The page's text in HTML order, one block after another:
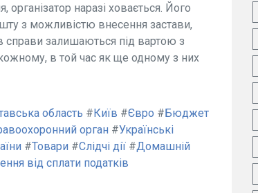
наразі ховається. Його
з можливістю внесення застави,
справи залишаються під вартою з
в той час як ще одному з них
область #Київ #Євро #Бюджет
орган #Українські
#Товари #Слідчі дії #Домашній
від сплати податків